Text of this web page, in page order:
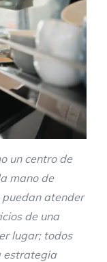
un centro de
mano de
atender
de una
lugar; todos
estrategia